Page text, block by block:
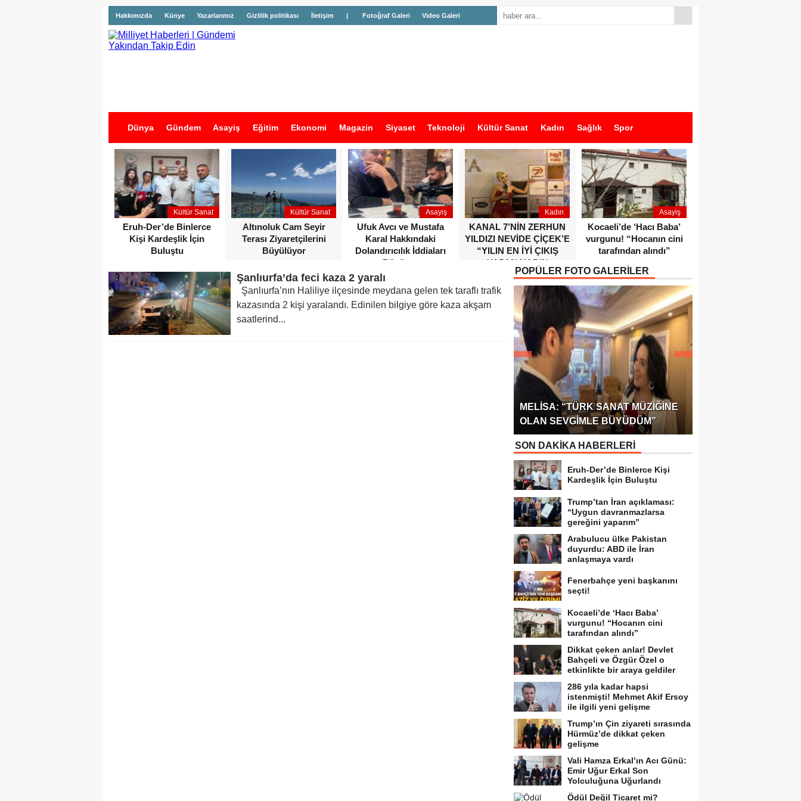
Hakkımızda Künye Yazarlarımız Gizlilik politikası İletişim | Fotoğraf Galeri Video Galeri
Dünya Gündem Asayiş Eğitim Ekonomi Magazin Siyaset Teknoloji Kültür Sanat Kadın Sağlık Spor
İş İlanları
Kültür Sanat
Eruh-Der’de Binlerce
Kişi Kardeşlik İçin
Buluştu
Kültür Sanat
Altınoluk Cam Seyir
Terası Ziyaretçilerini
Büyülüyor
Asayiş
Ufuk Avcı ve Mustafa
Karal Hakkındaki
Dolandırıcılık İddiaları
Büyüyor
Kadın
KANAL 7’NİN ZERHUN
YILDIZI NEVİDE ÇİÇEK’E
“YILIN EN İYİ ÇIKIŞ
YAPAN KADIN
OYUNCUSU” ÖDÜLÜ!
Asayiş
Kocaeli’de ‘Hacı Baba’
vurgunu! “Hocanın cini
tarafından alındı”
Şanlıurfa’da feci kaza 2 yaralı
Şanlıurfa’nın Haliliye ilçesinde meydana gelen tek taraflı trafik
kazasında 2 kişi yaralandı. Edinilen bilgiye göre kaza akşam
saatlerind...
POPÜLER FOTO GALERİLER
MELISA: “TÜRK SANAT MÜZIĞINE
OLAN SEVGIMLE BÜYÜDÜM”
SON DAKİKA HABERLERİ
Eruh-Der’de Binlerce Kişi
Kardeşlik İçin Buluştu
Trump’tan İran açıklaması:
“Uygun davranmazlarsa
gereğini yaparım”
Arabulucu ülke Pakistan
duyurdu: ABD ile İran
anlaşmaya vardı
Fenerbahçe yeni başkanını
seçti!
Kocaeli’de ‘Hacı Baba’
vurgunu! “Hocanın cini
tarafından alındı”
Dikkat çeken anlar! Devlet
Bahçeli ve Özgür Özel o
etkinlikte bir araya geldiler
286 yıla kadar hapsi
istenmişti! Mehmet Akif Ersoy
ile ilgili yeni gelişme
Trump’ın Çin ziyareti sırasında
Hürmüz’de dikkat çeken
gelişme
Vali Hamza Erkal’ın Acı Günü:
Emir Uğur Erkal Son
Yolculuğuna Uğurlandı
Ödül Değil Ticaret mi?